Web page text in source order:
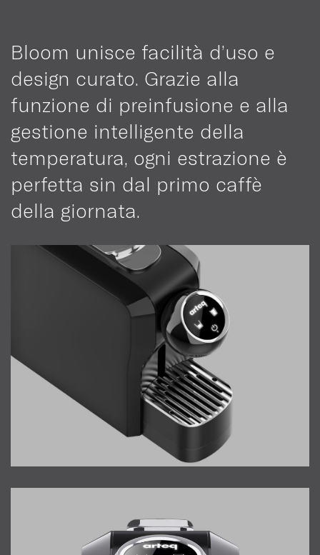
Bloom unisce facilità d’uso e
design curato. Grazie alla
funzione di preinfusione e alla
gestione intelligente della
temperatura, ogni estrazione è
perfetta sin dal primo caffè
della giornata.